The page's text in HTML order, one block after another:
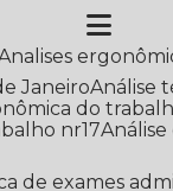
Analises
Janeiro
do
nr17
de exames